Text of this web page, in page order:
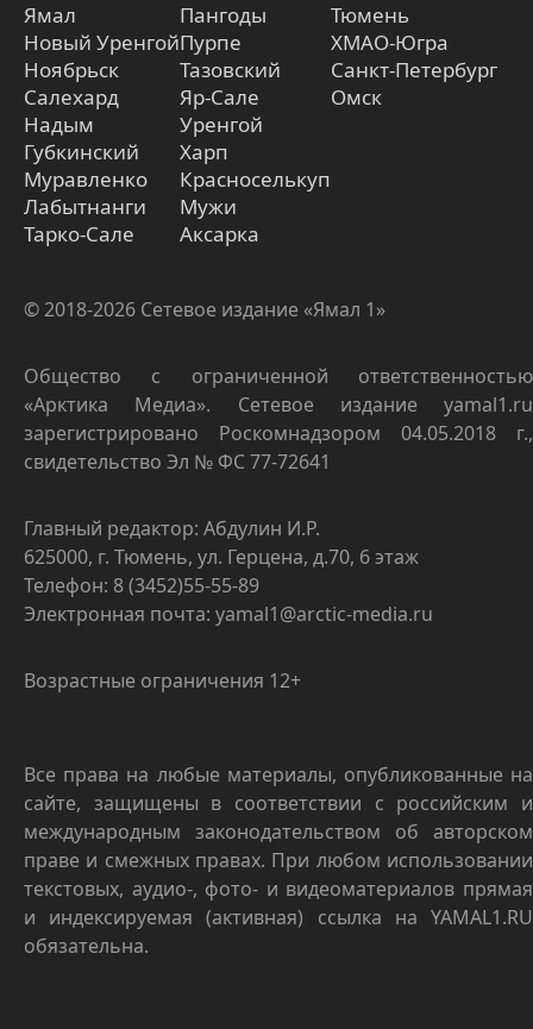
Ямал
Новый Уренгой
Ноябрьск
Салехард
Надым
Губкинский
Муравленко
Лабытнанги
Тарко-Сале
Пангоды
Пурпе
Тазовский
Яр-Сале
Уренгой
Харп
Красноселькуп
Мужи
Аксарка
Тюмень
ХМАО-Югра
Санкт-Петербург
Омск
© 2018-2026 Сетевое издание «Ямал 1»
Общество с ограниченной ответственностью
«Арктика Медиа». Сетевое издание yamal1.ru
зарегистрировано Роскомнадзором 04.05.2018 г.,
свидетельство Эл № ФС 77-72641
Главный редактор: Абдулин И.Р.
625000, г. Тюмень, ул. Герцена, д.70, 6 этаж
Телефон: 8 (3452)55-55-89
Электронная почта: yamal1@arctic-media.ru
Возрастные ограничения 12+
Все права на любые материалы, опубликованные на
сайте, защищены в соответствии с российским и
международным законодательством об авторском
праве и смежных правах. При любом использовании
текстовых, аудио-, фото- и видеоматериалов прямая
и индексируемая (активная) ссылка на YAMAL1.RU
обязательна.